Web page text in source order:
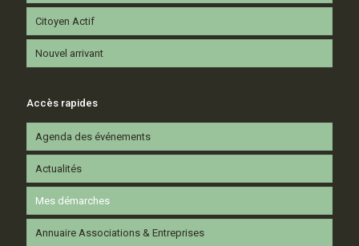
Citoyen Actif
Nouvel arrivant
Accès rapides
Agenda des événements
Actualités
Mes démarches
Annuaire Associations & Entreprises